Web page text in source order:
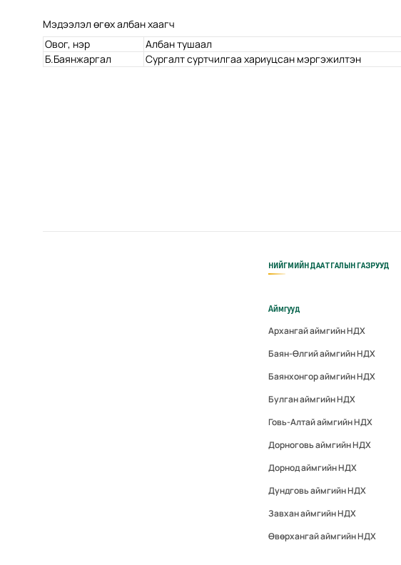
Мэдээлэл өгөх албан хаагч
Овог, нэр
Албан тушаал
Б.Баянжаргал
Сургалт суртчилгаа хариуцсан мэргэжилтэн
НИЙГМИЙН ДААТГАЛЫН ГАЗРУУД
Аймгууд
Архангай аймгийн НДХ
Баян-Өлгий аймгийн НДХ
Баянхонгор аймгийн НДХ
Булган аймгийн НДХ
Говь-Алтай аймгийн НДХ
Дорноговь аймгийн НДХ
Дорнод аймгийн НДХ
Дундговь аймгийн НДХ
Завхан аймгийн НДХ
Өвөрхангай аймгийн НДХ